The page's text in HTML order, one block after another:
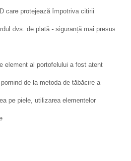
care protejează împotriva citirii
dvs. de plată - siguranță mai presus
element al portofelului a fost atent
de la metoda de tăbăcire a
pe piele, utilizarea elementelor